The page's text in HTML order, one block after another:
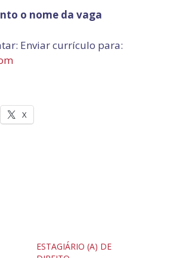
o nome da vaga
Enviar currículo para:
X
ESTAGIÁRIO (A) DE